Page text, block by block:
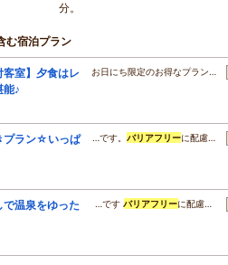
分。
む宿泊プラン
客室】夕食はレ
能♪
お日にち限定のお得なプラン…
プラン☆いっぱ
…です。 バリアフリーに配慮…
で温泉をゆった
…ですバリアフリーに配慮…